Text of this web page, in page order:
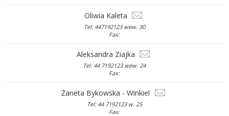
Oliwia Kaleta
Tel: 447192123 wew. 30
Fax:
Aleksandra Ziajka
Tel: 44 7192123 wew. 24
Fax:
Żaneta Bykowska - Winkiel
Tel: 44 7192123 w. 25
Fax: